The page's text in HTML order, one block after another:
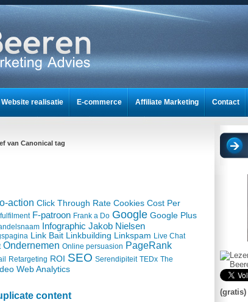
Website realisatie E-commerce Affiliate Marketing Contact
van Canonical tag
action Click Through Rate Cookies Cost Per
F-patroon Frank a Do Google Google Plus
Infographic Jakob Nielsen
Link Bait Linkbuilding Linkspam Live Chat
Ondernemen Online persuasion PageRank
Retargeting ROI SEO Serendipiteit TEDx The
Web Analytics
content
(gratis)